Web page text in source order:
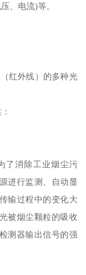
、电流)等。
红外线）的多种光
了消除工业烟尘污
进行监测、自动显
输过程中的变化大
被烟尘颗粒的吸收
测器输出信号的强